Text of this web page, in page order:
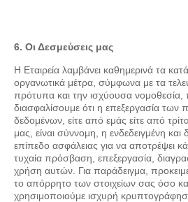
6. Οι Δεσμεύσεις μας
Η Εταιρεία λαμβάνει καθημερινά τα
οργανωτικά μέτρα, σύμφωνα με τα
πρότυπα και την ισχύουσα νομοθεσία,
διασφαλίσουμε ότι η επεξεργασία
δεδομένων, είτε από εμάς είτε από
μας, είναι σύννομη, η ενδεδειγμένη και
επίπεδο ασφάλειας για να αποτρέψει
τυχαία πρόσβαση, επεξεργασία,
χρήση αυτών. Για παράδειγμα,
το απόρρητο των στοιχείων σας όσο
χρησιμοποιούμε ισχυρή